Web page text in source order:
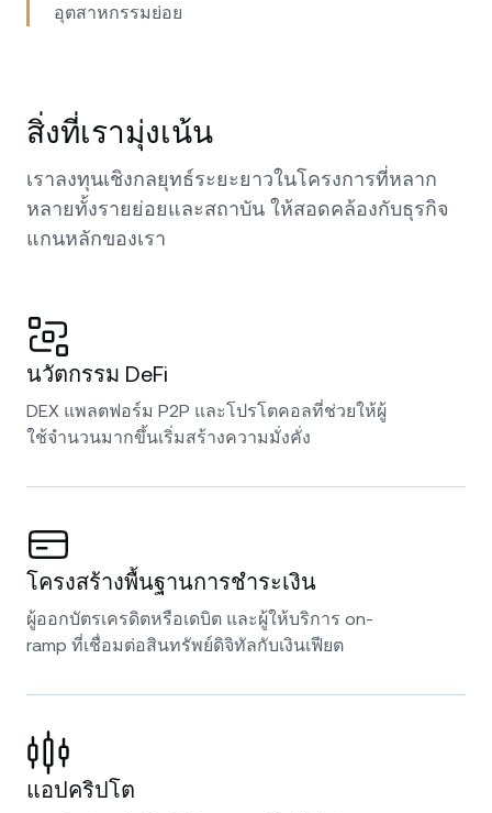
อุตสาหกรรมย่อย
สิ่งที่เรามุ่งเน้น
เราลงทุนเชิงกลยุทธ์ระยะยาวในโครงการที่หลาก
หลายทั้งรายย่อยและสถาบัน ให้สอดคล้องกับธุรกิจ
แกนหลักของเรา
นวัตกรรม DeFi
DEX แพลตฟอร์ม P2P และโปรโตคอลที่ช่วยให้ผู้
ใช้จำนวนมากขึ้นเริ่มสร้างความมั่งคั่ง
โครงสร้างพื้นฐานการชำระเงิน
ผู้ออกบัตรเครดิตหรือเดบิต และผู้ให้บริการ on-
ramp ที่เชื่อมต่อสินทรัพย์ดิจิทัลกับเงินเฟียต
แอปคริปโต